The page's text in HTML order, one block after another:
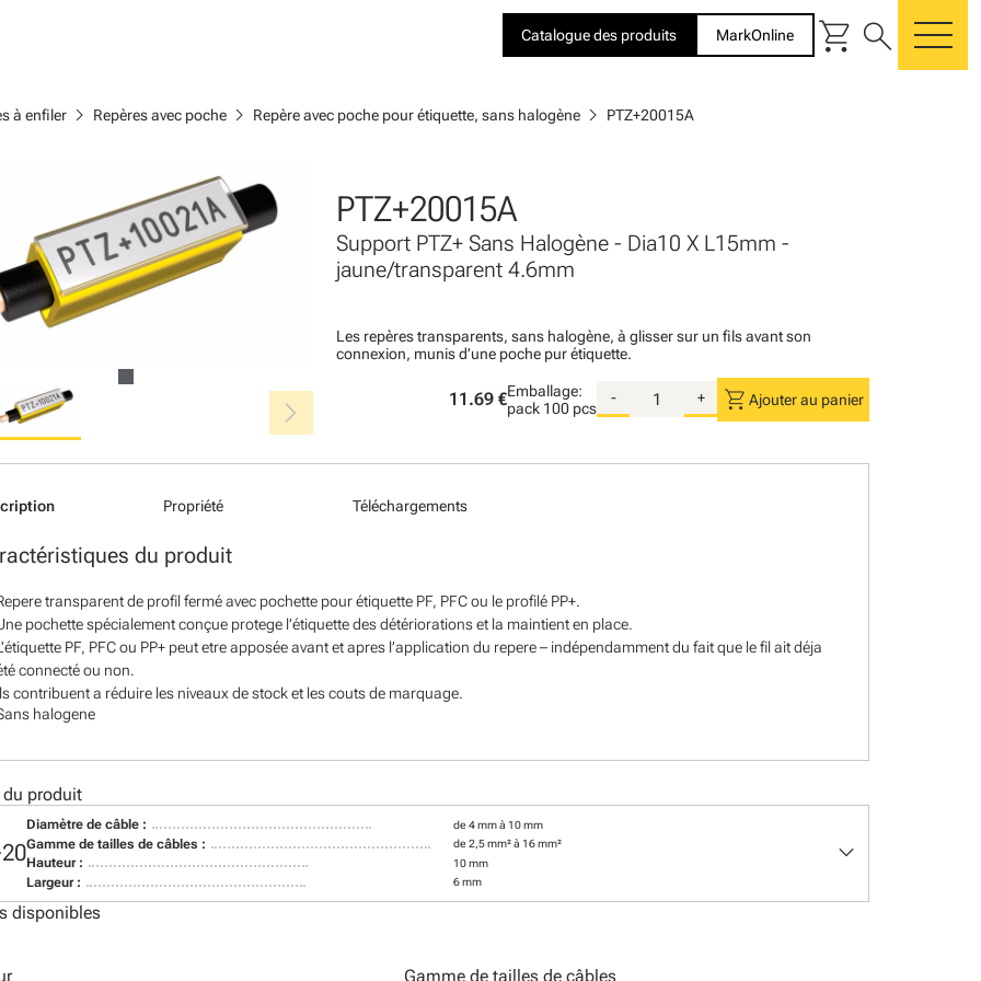
Catalogue des produits MarkOnline shopping_cart search
à enfiler chevron_right Repères avec poche chevron_right Repère avec poche pour étiquette, sans halogène chevron_right PTZ+20015A
chevron_right
PTZ+20015A
Support PTZ+ Sans Halogène - Dia10 X L15mm -
jaune/transparent 4.6mm
Les repères transparents, sans halogène, à glisser sur un fils avant son
connexion, munis d’une poche pur étiquette.
11.69 €Emballage:
pack 100 pcs
- + shopping_cart Ajouter au panier
Propriété Téléchargements
du produit
transparent de profil fermé avec pochette pour étiquette PF, PFC ou le profilé PP+.
pochette spécialement conçue protege l’étiquette des détériorations et la maintient en place.
PF, PFC ou PP+ peut etre apposée avant et apres l’application du repere – indépendamment du fait que le fil ait déja
connecté ou non.
contribuent a réduire les niveaux de stock et les couts de marquage.
halogene
produit
Diamètre de câble : de 4 mm à 10 mm
Gamme de tailles de câbles : de 2,5 mm² à 16 mm²
Hauteur : 10 mm
Largeur : 6 mm
keyboard_arrow_down
disponibles
Gamme de tailles de câbles